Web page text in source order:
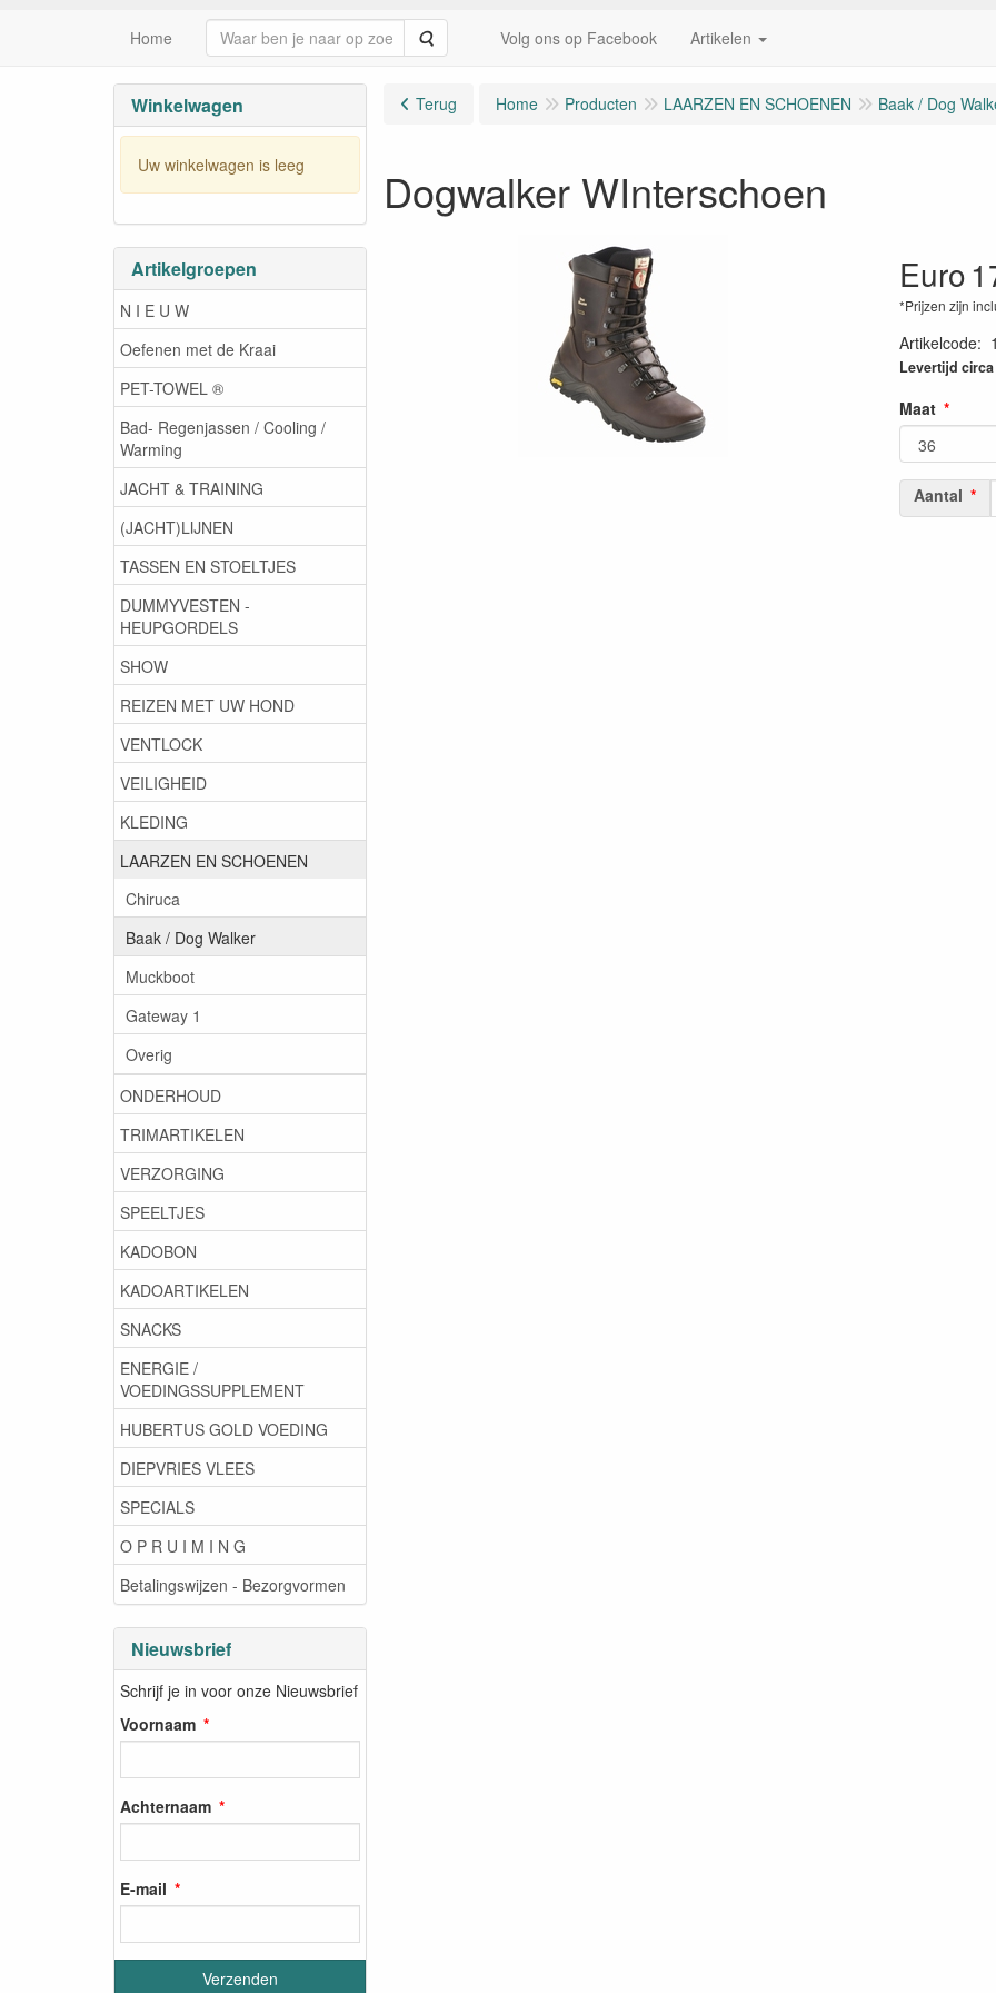
Home Zoeken Volg ons op Facebook Artikelen
Winkelwagen
Uw winkelwagen is leeg
Artikelgroepen
N I E U W
Oefenen met de Kraai
PET-TOWEL ®
Bad- Regenjassen / Cooling /
Warming
JACHT & TRAINING
(JACHT)LIJNEN
TASSEN EN STOELTJES
DUMMYVESTEN -
HEUPGORDELS
SHOW
REIZEN MET UW HOND
VENTLOCK
VEILIGHEID
KLEDING
LAARZEN EN SCHOENEN
Chiruca
Baak / Dog Walker
Muckboot
Gateway 1
Overig
ONDERHOUD
TRIMARTIKELEN
VERZORGING
SPEELTJES
KADOBON
KADOARTIKELEN
SNACKS
ENERGIE /
VOEDINGSSUPPLEMENT
HUBERTUS GOLD VOEDING
DIEPVRIES VLEES
SPECIALS
O P R U I M I N G
Betalingswijzen - Bezorgvormen
Nieuwsbrief
Schrijf je in voor onze Nieuwsbrief
Voornaam
Achternaam
E-mail
Terug Home Producten LAARZEN EN SCHOENEN Baak / Dog
Dogwalker WInterschoen
Euro
*Prijzen zijn
Artikelcode:
Levertijd circa
Maat
Aantal